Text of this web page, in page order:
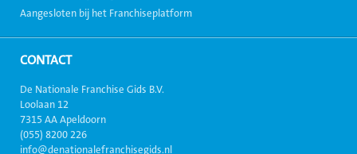
Aangesloten bij het Franchiseplatform
CONTACT
De Nationale Franchise Gids B.V.
Loolaan 12
7315 AA Apeldoorn
(055) 8200 226
info@denationalefranchisegids.nl